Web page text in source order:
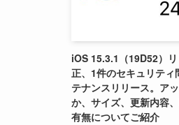
iOS 15.3.1（19D52）
正、1件のセキュリテ
テナンスリリース。ア
か、サイズ、更新内容
有無についてご紹介